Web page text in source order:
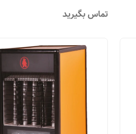
تماس بگیرید